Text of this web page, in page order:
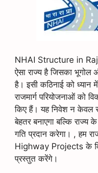
NHAI Structure in
ऐसा राज्य है जिसका भूगोल
है। इसी कठिनाई को ध्यान
राजमार्ग परियोजनाओं को
किए हैं। यह निवेश न केवल
बेहतर बनाएगा बल्कि राज्य
गति प्रदान करेगा। , हम
Highway Projects के
प्रस्तुत करेंगे।